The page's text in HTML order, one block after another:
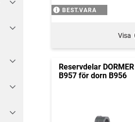
BEST.VARA
Visa
Reservdelar DORMER
B957 för dorn B956